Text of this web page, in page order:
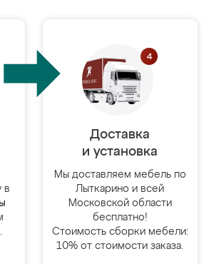
в
Доставка
и установка
Мы доставляем мебель по
Лыткарино и всей
Московской области
бесплатно!
Стоимость сборки мебели:
10% от стоимости заказа.